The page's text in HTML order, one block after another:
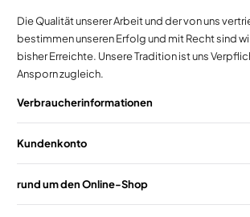
Die Qualität unserer Arbeit und der von uns
bestimmen unseren Erfolg und mit Recht sind
bisher Erreichte. Unsere Tradition ist uns
Ansporn zugleich.
Verbraucherinformationen
Kundenkonto
rund um den Online-Shop